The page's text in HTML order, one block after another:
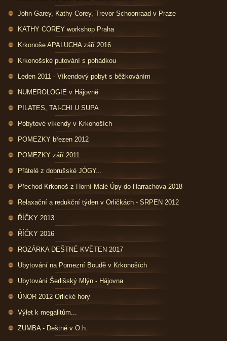
John Garey, Kathy Corey, Trevor Schoonraad v Praze
KATHY COREY workshop Praha
Krkonoše APALUCHA září 2016
Krkonošské putování s pohádkou
Leden 2011 - Víkendový pobyt s běžkováním
NUMEROLOGIE v Hájovně
PILATES, TAI-CHI U SUPA
Pobytové víkendy v Krkonoších
POMEZKY březen 2012
POMEZKY září 2011
Přátelé z dobrušské JÓGY...
Přechod Krkonoš z Horní Malé Úpy do Harrachova 2018
Relaxační a redukční týden v Orličkách - SRPEN 2012
ŘÍČKY 2013
ŘÍČKY 2016
ROZÁRKA DEŠTNÉ KVĚTEN 2017
Ubytování na Pomezní Boudě v Krkonoších
Ubytování Šerlišský Mlýn - Hájovna
ÚNOR 2012 Orlické hory
Výlet k megalitům...
ZUMBA - Deštné v O.h.